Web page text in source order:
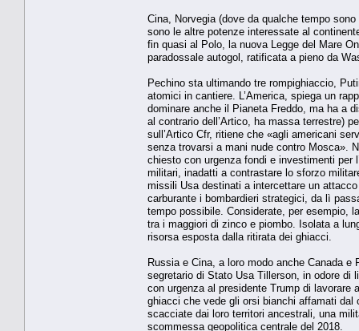
Cina, Norvegia (dove da qualche tempo
sono le altre potenze interessate al
fin quasi al Polo, la nuova Legge del Mare
paradossale autogol, ratificata a pieno da
Pechino sta ultimando tre rompighiaccio,
atomici in cantiere. L’America, spiega un
dominare anche il Pianeta Freddo, ma ha a
al contrario dell’Artico, ha massa terrestre)
sull’Artico Cfr, ritiene che «agli americani
senza trovarsi a mani nude contro Mosca».
chiesto con urgenza fondi e investimenti per
militari, inadatti a contrastare lo sforzo
missili Usa destinati a intercettare un
carburante i bombardieri strategici, da lì
tempo possibile. Considerate, per esempio,
tra i maggiori di zinco e piombo. Isolata a
risorsa esposta dalla ritirata dei ghiacci.
Russia e Cina, a loro modo anche Canada
segretario di Stato Usa Tillerson, in odore
con urgenza al presidente Trump di
ghiacci che vede gli orsi bianchi affamati
scacciate dai loro territori ancestrali, una
scommessa geopolitica centrale del 2018.